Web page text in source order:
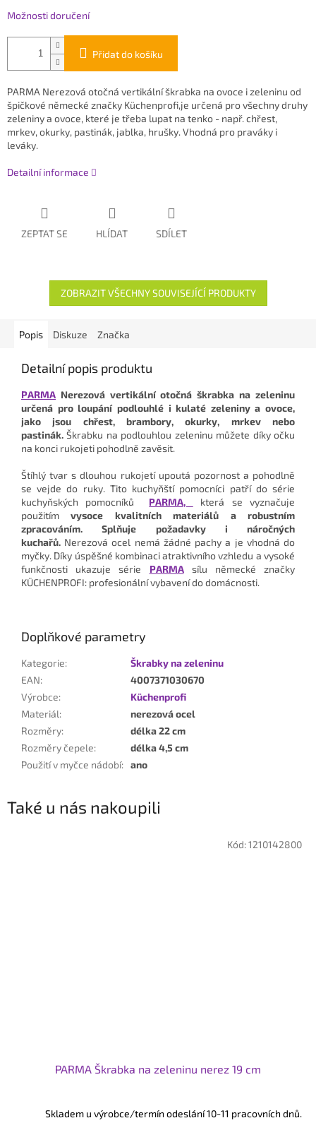
Možnosti doručení
Přidat do košíku
PARMA Nerezová otočná vertikální škrabka na ovoce i zeleninu od
špičkové německé značky Küchenprofi,je určená pro všechny druhy
zeleniny a ovoce, které je třeba lupat na tenko - např. chřest,
mrkev, okurky, pastinák, jablka, hrušky. Vhodná pro praváky i
leváky.
Detailní informace
ZEPTAT SE HLÍDAT SDÍLET
ZOBRAZIT VŠECHNY SOUVISEJÍCÍ PRODUKTY
Popis Diskuze Značka
Detailní popis produktu
PARMA Nerezová vertikální otočná škrabka na zeleninu
určená pro loupání podlouhlé i kulaté zeleniny a ovoce,
jako jsou chřest, brambory, okurky, mrkev nebo
pastinák.Škrabku na podlouhlou zeleninu můžete díky očku
na konci rukojeti pohodlně zavěsit.
Štíhlý tvar s dlouhou rukojetí upoutá pozornost a pohodlně
se vejde do ruky. Tito kuchyňští pomocníci patří do série
kuchyňských pomocníků
PARMA,
která se vyznačuje
použitím
vysoce kvalitních materiálů a robustním
zpracováním. Splňuje požadavky i náročných
kuchařů. Nerezová ocel nemá žádné pachy a je vhodná do
myčky. Díky úspěšné kombinaci atraktivního vzhledu a vysoké
funkčnosti ukazujesérie PARMA
sílu německé značky
KÜCHENPROFI: profesionální vybavení do domácnosti.
Doplňkové parametry
Kategorie:
Škrabky na zeleninu
EAN:
4007371030670
Výrobce:
Küchenprofi
Materiál:
nerezová ocel
Rozměry:
délka 22 cm
Rozměry čepele:
délka 4,5 cm
Použití v myčce nádobí: ano
Také u nás nakoupili
PARMA Škrabka na zeleninu nerez 19 cm
Skladem u výrobce/termín odeslání 10-11 pracovních dnů.
Kód:1210142800